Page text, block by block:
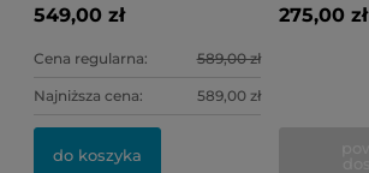
549,00 zł
Cena regularna: 589,00 zł
Najniższa cena: 589,00 zł
do koszyka
275,00 zł